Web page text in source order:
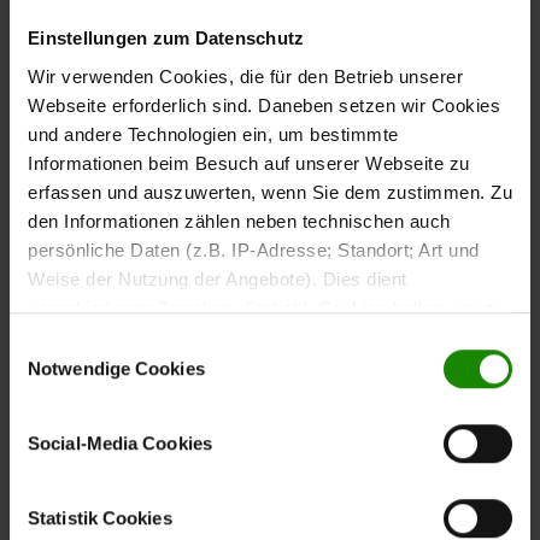
Einstellungen zum Datenschutz
Wir verwenden Cookies, die für den Betrieb unserer
Webseite erforderlich sind. Daneben setzen wir Cookies
und andere Technologien ein, um bestimmte
Informationen beim Besuch auf unserer Webseite zu
erfassen und auszuwerten, wenn Sie dem zustimmen. Zu
den Informationen zählen neben technischen auch
persönliche Daten (z.B. IP-Adresse; Standort; Art und
Weise der Nutzung der Angebote). Dies dient
verschiedenen Zwecken: Statistik Cookies helfen uns zu
nutzen, indem sie Informationen sammeln und sie
anonymisiert für statistische Zwecke auszuwerten.
Marketing Cookies helfen uns, Ihnen personalisierte
Werbung anzuzeigen. Social-Media-Cookies ermöglichen
um Inhalte und Werbung innerhalb Ihrer Netzwerke
Notwendige Cookies
Social-Media Cookies
Statistik Cookies
Schlafzimmer
Der Stoffbezug in hellgrauer Farbgebung
schafft eine
angenehme, zurückhaltende Atmosphäre und lässt sich
vielseitig kombinieren. Das
geradlinige Polsterkopfteil
fügt sich harmonisch ins Gesamtbild ein und bietet dir
gleichzeitig eine bequeme Rückenlehne. Die schwarzen
Kunststofffüße in schwebender Optik unterstreichen die
moderne Ausstrahlung und sorgen für Stabilität.
für optimalen